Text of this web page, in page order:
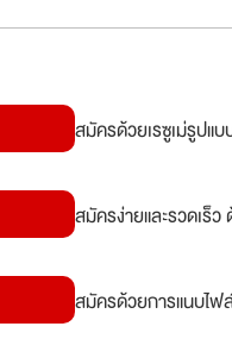
สมัครด้วยเรซูเม่รูปแ
สมัครง่ายและรวดเร็
สมัครด้วยการแนบไฟ